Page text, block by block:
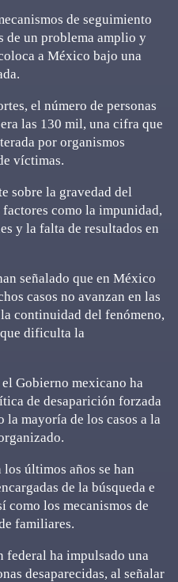
de seguimiento
de un problema amplio y
a México bajo una
el número de personas
las 130 mil, una cifra que
por organismos
víctimas.
sobre la gravedad del
como la impunidad,
y la falta de resultados en
señalado que en México
casos no avanzan en las
continuidad del fenómeno,
dificulta la
Gobierno mexicano ha
de desaparición forzada
la mayoría de los casos a la
últimos años se han
de la búsqueda e
como los mecanismos de
familiares.
federal ha impulsado una
desaparecidas, al señalar